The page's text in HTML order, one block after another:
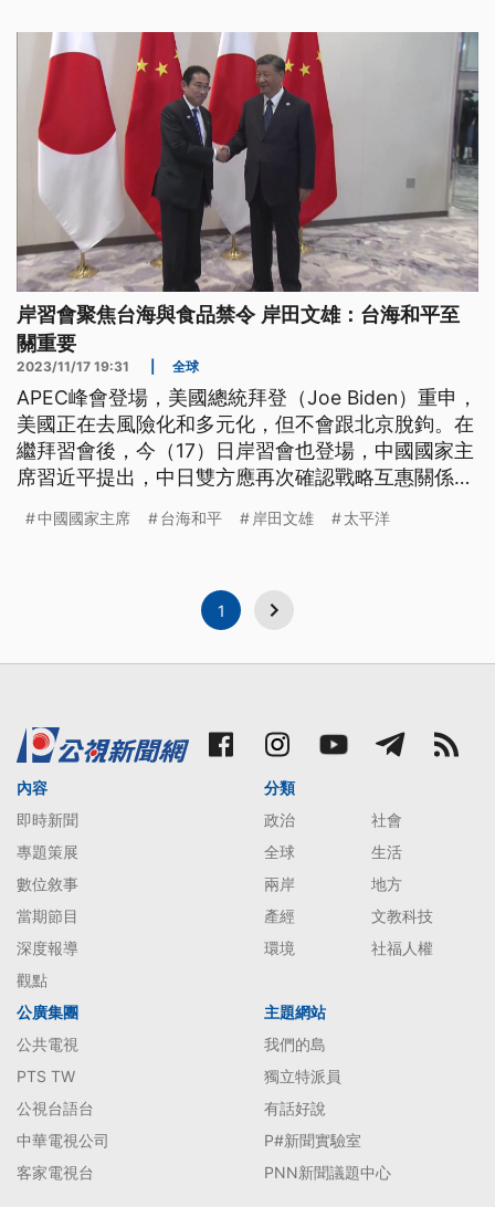
（Nancy Pelosi）與輝達董事長黃仁勳都驚喜現身。
岸習會聚焦台海與食品禁令 岸田文雄：台海和平至
關重要
2023/11/17 19:31 全球
APEC峰會登場，美國總統拜登（Joe Biden）重申，
美國正在去風險化和多元化，但不會跟北京脫鉤。在
繼拜習會後，今（17）日岸習會也登場，中國國家主
席習近平提出，中日雙方應再次確認戰略互惠關係，
的重要性。岸習會也觸及釣魚台東海，有關日本專屬
中國國家主席 台海和平 岸田文雄 太平洋
1
內容
即時新聞
專題策展
數位敘事
當期節目
深度報導
觀點
分類
政治
社會
全球
生活
兩岸
地方
產經
文教科技
環境
社福人權
公廣集團
公共電視
PTS TW
公視台語台
中華電視公司
客家電視台
主題網站
我們的島
獨立特派員
有話好說
P#新聞實驗室
PNN新聞議題中心